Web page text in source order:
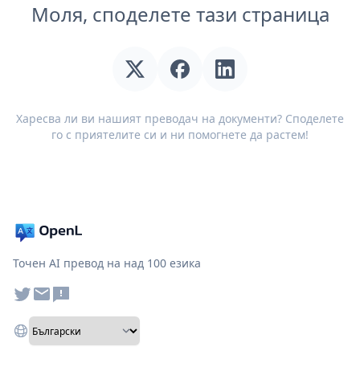
Моля, споделете тази страница
Харесва ли ви нашият преводач на документи? Споделете
го с приятелите си и ни помогнете да растем!
Точен AI превод на над 100 езика